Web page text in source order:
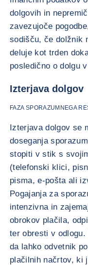
dolgovih in
zavezujoče
sodišču, če dolžnik
deluje kot trden
posledično o dolgu
Izterjava dolgov
FAZA SPORAZUMNEGA
Izterjava dolgov se
doseganja
stopiti v stik s
(telefonski klici,
pisma, e-pošta ali
Pogajanja za
intenzivna in
obrokov plačila,
ter obresti v
da lahko odvetnik
plačilnih načrtov, ki